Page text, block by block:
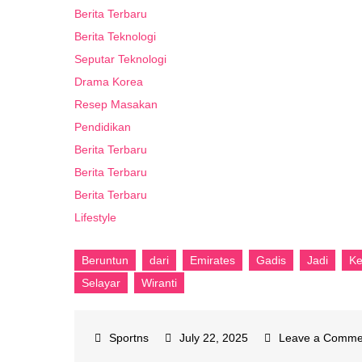
Berita Terbaru
Berita Teknologi
Seputar Teknologi
Drama Korea
Resep Masakan
Pendidikan
Berita Terbaru
Berita Terbaru
Berita Terbaru
Lifestyle
Beruntun dari Emirates Gadis Jadi
Selayar
Wiranti
July 22, 2025 Leave a